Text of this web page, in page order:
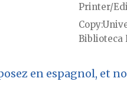
Printer/
Copy
Biblioteca
en espagnol, et